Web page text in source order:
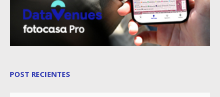
POST RECIENTES